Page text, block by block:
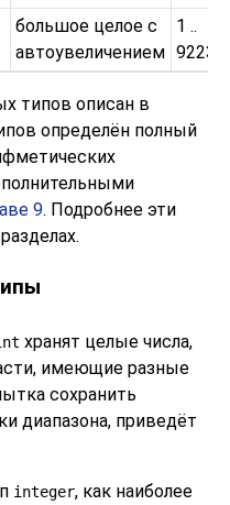
большое целое с
автоувеличением
1 ..
типов описан в
определён полный
9. Подробнее эти
хранят целые числа,
имеющие разные
сохранить
диапазона, приведёт
integer, как наиболее